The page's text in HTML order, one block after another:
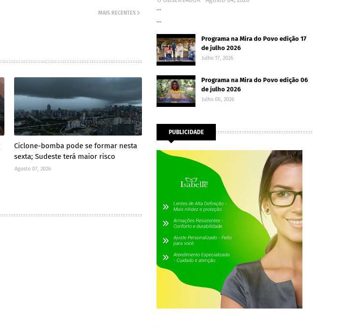
MAIS RECENTES
Ciclone-bomba pode se formar nesta
sexta; Sudeste terá maior risco
Agosto 07, 2026
…
…
Programa na Mira do Povo edição 17
de julho 2026
Julho 17, 2026
Programa na Mira do Povo edição 06
de julho 2026
Julho 06, 2026
PUBLICIDADE